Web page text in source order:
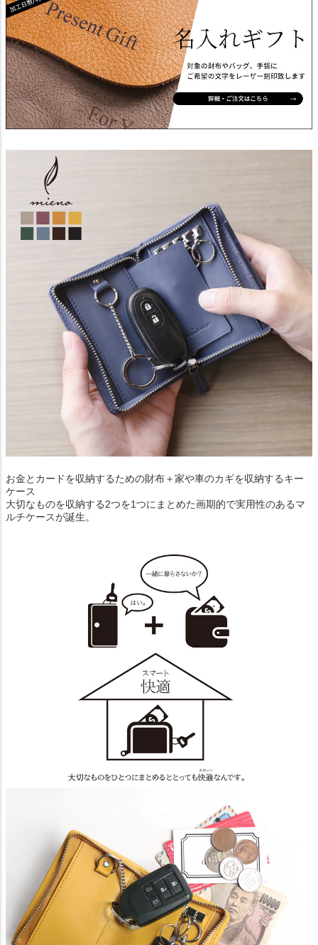
お金とカードを収納するための財布＋家や車のカギを収納するキー
ケース
大切なものを収納する2つを1つにまとめた画期的で実用性のあるマ
ルチケースが誕生。